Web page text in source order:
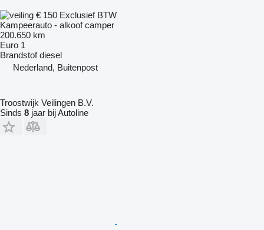
€ 150 Exclusief BTW
Kampeerauto - alkoof camper
200.650 km
Euro 1
Brandstof diesel
Nederland, Buitenpost
Troostwijk Veilingen B.V.
Sinds 8 jaar bij Autoline